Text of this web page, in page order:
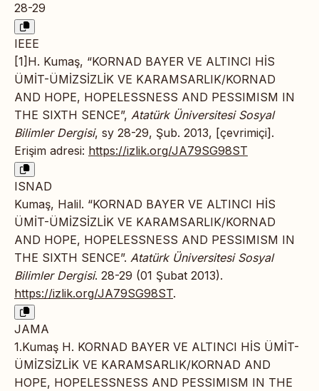
28-29
IEEE
[1]H. Kumaş, “KORNAD BAYER VE ALTINCI HİS
ÜMİT-ÜMİZSİZLİK VE KARAMSARLIK/KORNAD
AND HOPE, HOPELESSNESS AND PESSIMISM IN
THE SIXTH SENCE”, Atatürk Üniversitesi Sosyal
Bilimler Dergisi, sy 28-29, Şub. 2013, [çevrimiçi].
Erişim adresi: https://izlik.org/JA79SG98ST
ISNAD
Kumaş, Halil. “KORNAD BAYER VE ALTINCI HİS
ÜMİT-ÜMİZSİZLİK VE KARAMSARLIK/KORNAD
AND HOPE, HOPELESSNESS AND PESSIMISM IN
THE SIXTH SENCE”. Atatürk Üniversitesi Sosyal
Bilimler Dergisi. 28-29 (01 Şubat 2013).
https://izlik.org/JA79SG98ST.
JAMA
1.Kumaş H. KORNAD BAYER VE ALTINCI HİS ÜMİT-
ÜMİZSİZLİK VE KARAMSARLIK/KORNAD AND
HOPE, HOPELESSNESS AND PESSIMISM IN THE